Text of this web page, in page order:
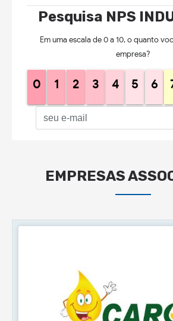
Pesquisa NPS
Em uma escala de 0 a 10, o quanto
empresa?
0 1 2 3 4 5 6
EMPRESAS